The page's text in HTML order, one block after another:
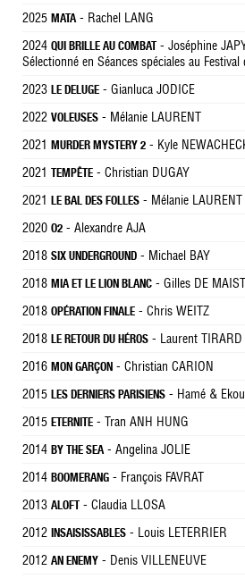
2025 MATA- Rachel LANG
2024 QUI BRILLE AU COMBAT - Joséphine
Sélectionné en Séances spéciales au
2023 LE DELUGE - Gianluca JODICE
2022 VOLEUSES - Mélanie LAURENT
2021 MURDER MYSTERY 2 - Kyle
2021 TEMPÊTE - Christian DUGAY
2021 LE BAL DES FOLLES - Mélanie LAURENT
2020 O2 - Alexandre AJA
2018 SIX UNDERGROUND - Michael BAY
2018 MIA ET LE LION BLANC - Gilles DE
2018 OPÉRATION FINALE - Chris WEITZ
2018 LE RETOUR DU HÉROS - Laurent TIRARD
2016 MON GARÇON - Christian CARION
2015 LES DERNIERS PARISIENS - Hamé &
2015 ETERNITE - Tran ANH HUNG
2014 BY THE SEA- Angelina JOLIE
2014 BOOMERANG - François FAVRAT
2013 ALOFT - Claudia LLOSA
2012 INSAISISSABLES - Louis LETERRIER
2012 AN ENEMY - Denis VILLENEUVE